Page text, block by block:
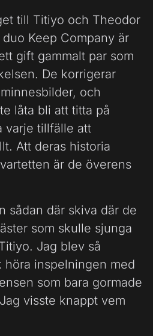
till Titiyo och Theodor
Keep Company är
gift gammalt par som
De korrigerar
och
låta bli att titta på
varje tillfälle att
Att deras historia
är de överens
sådan där skiva där de
som skulle sjunga
Jag blev så
inspelningen med
som bara gormade
visste knappt vem